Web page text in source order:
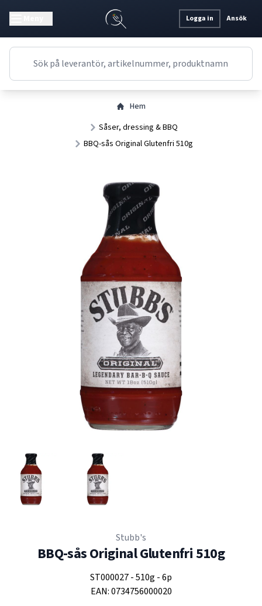
Logga in Ansök
Hem
Såser, dressing & BBQ
BBQ-sås Original Glutenfri 510g
Stubb's
BBQ-sås Original Glutenfri 510g
ST000027-510g -6p
EAN:0734756000020